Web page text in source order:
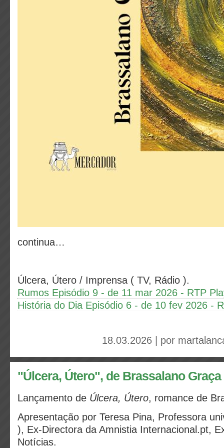
continua…
Úlcera, Útero / Imprensa ( TV, Rádio ).
Rumos Episódio 9 - de 11 mar 2026 - RTP
História do Dia Episódio 6 - de 10 fev 2026 -
18.03.2026 | por
"Úlcera, Útero", de Brassalano Graça
Lançamento de Úlcera, Útero, romance de
Apresentação por Teresa Pina, Professora
), Ex-Directora da Amnistia Internacional.pt,
Notícias.